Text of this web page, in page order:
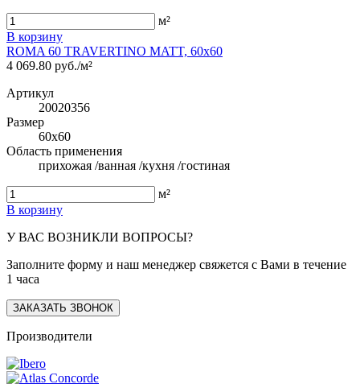
м²
В корзину
ROMA 60 TRAVERTINO MATT, 60x60
4 069.80 руб./м²
Артикул
20020356
Размер
60x60
Область применения
прихожая /ванная /кухня /гостиная
м²
В корзину
У ВАС ВОЗНИКЛИ ВОПРОСЫ?
Заполните форму и наш менеджер свяжется с Вами в течение
1 часа
ЗАКАЗАТЬ ЗВОНОК
Производители